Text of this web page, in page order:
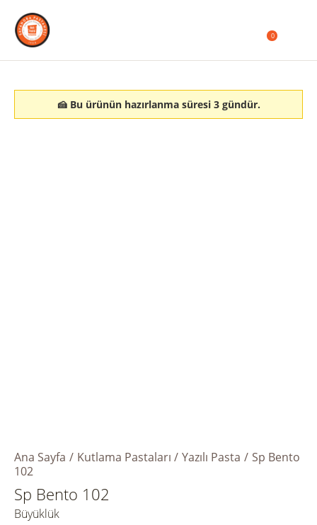
0
🍰 Bu ürünün hazırlanma süresi 3 gündür.
Ana Sayfa Kutlama Pastaları Yazılı Pasta
Sp Bento
102
Sp Bento 102
Büyüklük